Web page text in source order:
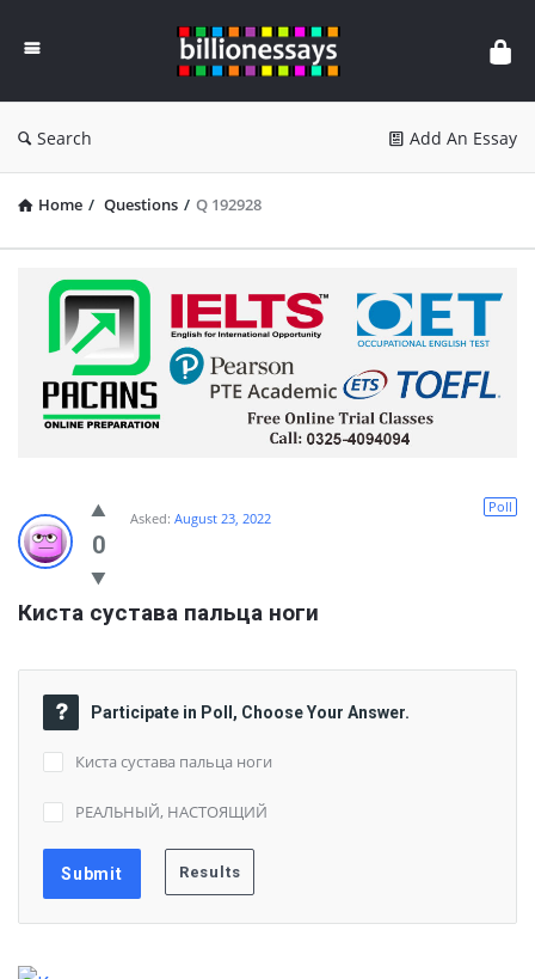
Essays
Search Add An Essay
Home / Questions / Q 192928
0
Poll
Asked: August 23, 2022
Киста сустава пальца ноги
Participate in Poll, Choose Your Answer.
Киста сустава пальца ноги
РЕАЛЬНЫЙ, НАСТОЯЩИЙ